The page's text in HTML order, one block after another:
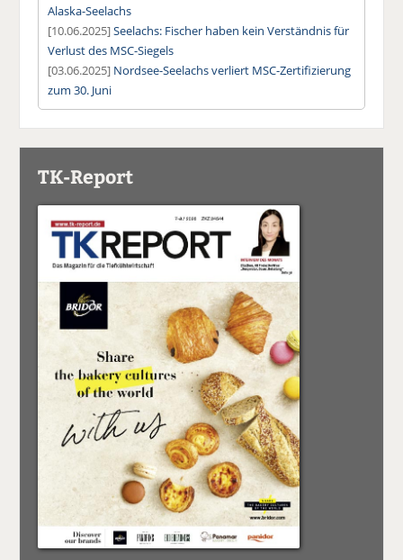
Alaska-Seelachs
[10.06.2025]Seelachs: Fischer haben kein Verständnis für
Verlust des MSC-Siegels
[03.06.2025] Nordsee-Seelachs verliert MSC-Zertifizierung
zum 30. Juni
TK-Report